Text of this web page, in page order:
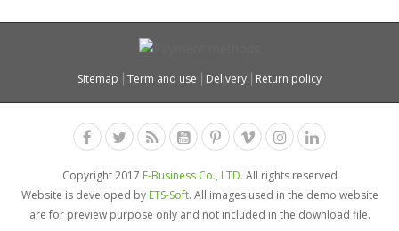
Sitemap Term and use Delivery Return policy
Copyright 2017 E-Business Co., LTD. All rights reserved
Website is developed byETS-Soft. All images used in the demo website
are for preview purpose only and not included in the download file.